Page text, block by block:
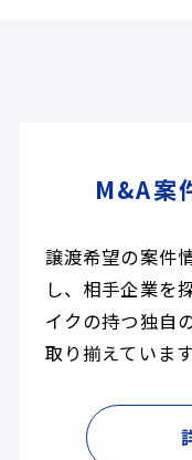
M&A案
譲渡希望の案件
し、相手企業を
イクの持つ独自
取り揃えています